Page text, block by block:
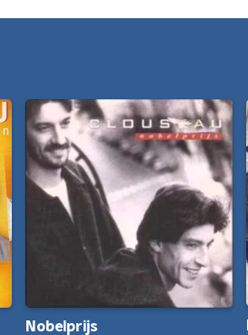
Nobelprijs